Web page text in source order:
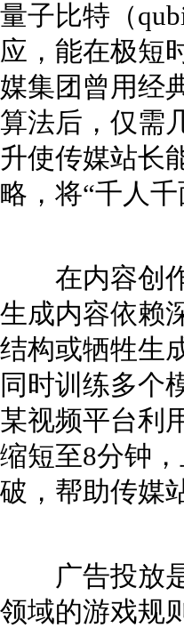
量子比特（
应，能在极短
媒集团曾用经
算法后，仅需
升使传媒站长
略，将“千人
在内容创作
生成内容依赖
结构或牺牲生
同时训练多个
某视频平台利
缩短至8分钟
破，帮助传媒
广告投放是
领域的游戏规